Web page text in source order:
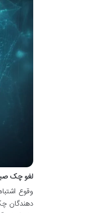
لغو چک
وقوع
دهندگان